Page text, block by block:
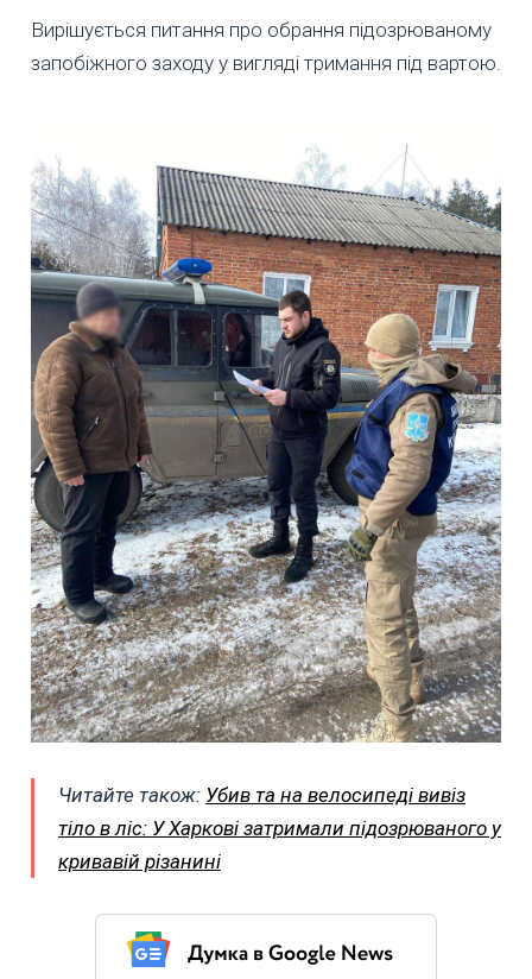
Вирішується питання про обрання підозрюваному
запобіжного заходу у вигляді тримання під вартою.
Читайте також: Убив та на велосипеді вивіз
тіло в ліс: У Харкові затримали підозрюваного у
кривавій різанині